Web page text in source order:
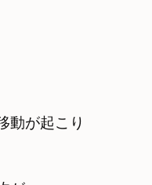
動が起こり